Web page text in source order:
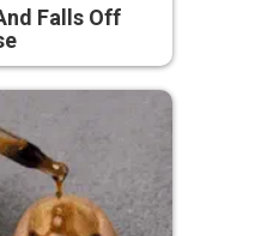
Falls Off